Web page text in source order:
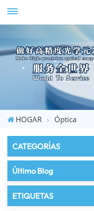
HOGAR Óptica
CATEGORÍAS
Último Blog
ETIQUETAS